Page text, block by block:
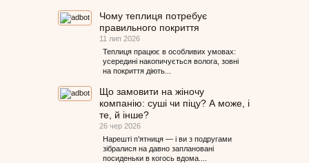
Чому теплиця потребує
правильного покриття
11 лип 2026
Теплиця працює в особливих умовах:
усередині накопичується волога, зовні
на покриття діють...
Що замовити на жіночу
компанію: суші чи піцу? А може, і
те, й інше?
26 чер 2026
Нарешті п’ятниця — і ви з подругами
зібралися на давно заплановані
посиденьки в когось вдома....